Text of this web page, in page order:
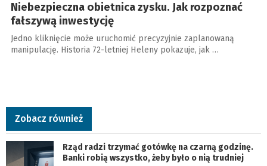
Niebezpieczna obietnica zysku. Jak rozpoznać
fałszywą inwestycję
Jedno kliknięcie może uruchomić precyzyjnie zaplanowaną
manipulację. Historia 72-letniej Heleny pokazuje, jak …
Zobacz również
Rząd radzi trzymać gotówkę na czarną godzinę.
Banki robią wszystko, żeby było o nią trudniej